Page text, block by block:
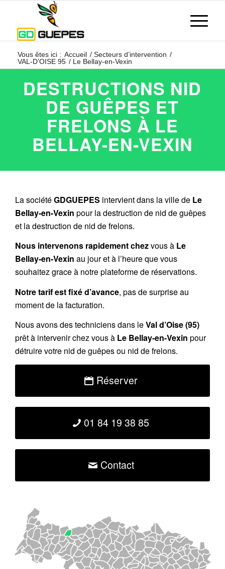
Vous êtes ici : Accueil / Secteurs d’intervention /
VAL-D’OISE 95 / Le Bellay-en-Vexin
DESTRUCTIONS NID
DE GUÊPES ET
FRELONS À LE
BELLAY-EN-VEXIN
La sociétéGDGUEPES intervient dans la ville de Le
Bellay-en-Vexin pour la destruction de nid de guêpes
et la destruction de nid de frelons.
Nous intervenons rapidement chezvous à Le
Bellay-en-Vexin au jour et à l’heure que vous
souhaitez grace à notre plateforme de réservations.
Notre tarif est fixé d’avance, pas de surprise au
moment de la facturation.
Nous avons des techniciens dans leVal d’Oise (95)
prêt à intervenir chez vous à Le Bellay-en-Vexin pour
détruire votre nid de guêpes ou nid de frelons.
Réserver
01 84 19 38 85
Contact